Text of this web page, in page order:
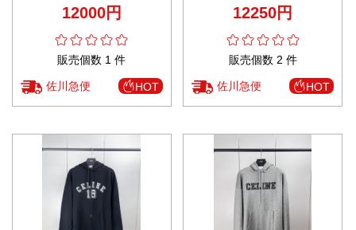
12000円
販売個数 1 件
佐川急便 HOT
12250円
販売個数 2 件
佐川急便 HOT